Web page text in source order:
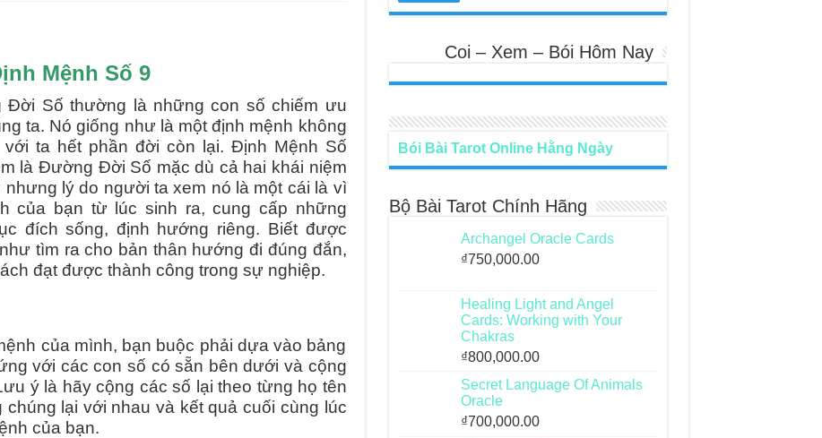
– Lá Số 68: Drop Into Your Heart
– Lá Số 67: The Swan
– Lá Số 65: The Breaking
Mệnh Số 9
Số thường là những con số chiếm ưu
ta. Nó giống như là một định mệnh không
ta hết phần đời còn lại. Định Mệnh Số
là Đường Đời Số mặc dù cả hai khái niệm
lý do người ta xem nó là một cái là vì
của bạn từ lúc sinh ra, cung cấp những
đích sống, định hướng riêng. Biết được
tìm ra cho bản thân hướng đi đúng đắn,
đạt được thành công trong sự nghiệp.
của mình, bạn buộc phải dựa vào bảng
với các con số có sẵn bên dưới và cộng
ý là hãy cộng các số lại theo từng họ tên
chúng lại với nhau và kết quả cuối cùng lúc
của bạn.
Coi – Xem – Bói Hôm Nay
Bói Bài Tarot Online Hằng Ngày
Bộ Bài Tarot Chính Hãng
Archangel Oracle Cards
₫750,000.00
Healing Light and Angel
Cards: Working with Your
Chakras
₫800,000.00
Secret Language Of Animals
Oracle
₫700,000.00